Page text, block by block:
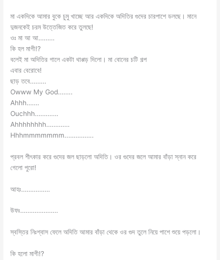
মা একদিকে আমার বুকে চুমু খাচ্ছে আর একদিকে অদিতির গুদের চারপাশে ডলছে। মানে
দুজনকেই চরম উত্তেজিত করে তুলছে!
ওঃ মা আ আ………
কি হল মাগী!?
বলেই মা অদিতির গালে একটা থাপ্পড় দিলো। মা বোনের চটি গল্প
এবার বেরোবে!
ছাড় তবে………
Owww My God……..
Ahhh…….
Ouchhh………….
Ahhhhhhhh………….
Hhhmmmmmmm..…………..
প্রবল শীৎকার করে গুদের জল ছাড়লো অদিতি। ওর গুদের জলে আমার বাঁড়া স্নান করে
গেলো পুরো!
আহঃ…………….
উফঃ…………………
স্বস্তির নিঃশ্বাস ফেলে অদিতি আমার বাঁড়া থেকে ওর গুদ তুলে নিয়ে পাশে শুয়ে পড়লো।
কি হলো মাগী!?